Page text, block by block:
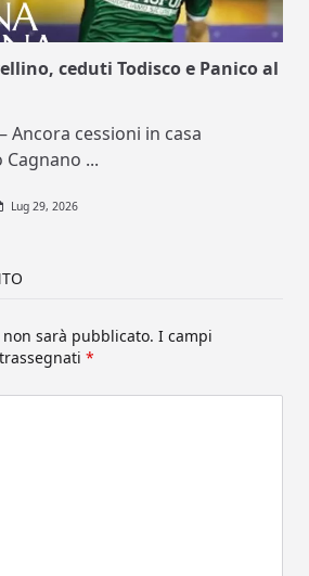
ceduti Todisco e Panico al
Ancora cessioni in casa
Cagnano ...
Lug 29, 2026
sarà pubblicato. I campi
*